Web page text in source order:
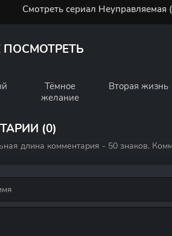
Смотреть сериал Неуправляемая
ПОСМОТРЕТЬ
Тёмное
желание
Вторая жизнь
(0)
длина комментария - 50 знаков.